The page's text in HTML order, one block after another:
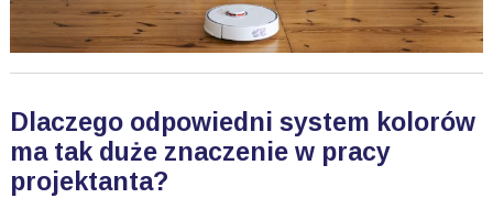
Dlaczego odpowiedni system kolorów
ma tak duże znaczenie w pracy
projektanta?